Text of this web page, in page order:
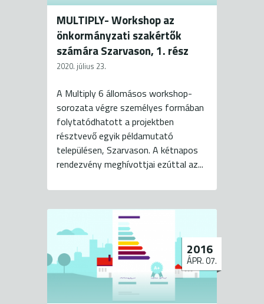
MULTIPLY- Workshop az
önkormányzati szakértők
számára Szarvason, 1. rész
2020. július 23.
A Multiply 6 állomásos workshop-
sorozata végre személyes formában
folytatódhatott a projektben
résztvevő egyik példamutató
településen, Szarvason. A kétnapos
rendezvény meghívottjai ezúttal az...
2016
ÁPR. 07.